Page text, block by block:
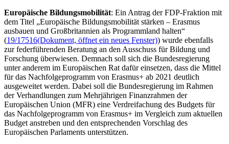
Europäische Bildungsmobilität: Ein Antrag der FDP-Fraktion mit
dem Titel „Europäische Bildungsmobilität stärken – Erasmus
ausbauen und Großbritannien als Programmland halten“
(19/17516(Dokument, öffnet ein neues Fenster)) wurde ebenfalls
zur federführenden Beratung an den Ausschuss für Bildung und
Forschung überwiesen. Demnach soll sich die Bundesregierung
unter anderem im Europäischen Rat dafür einsetzen, dass die Mittel
für das Nachfolgeprogramm von Erasmus+ ab 2021 deutlich
ausgeweitet werden. Dabei soll die Bundesregierung im Rahmen
der Verhandlungen zum Mehrjährigen Finanzrahmen der
Europäischen Union (MFR) eine Verdreifachung des Budgets für
das Nachfolgeprogramm von Erasmus+ im Vergleich zum aktuellen
Budget anstreben und den entsprechenden Vorschlag des
Europäischen Parlaments unterstützen.